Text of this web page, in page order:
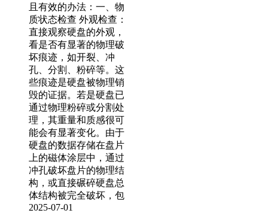
且有效的办法：一、物
质状态检查 外观检查：
直接观察硬盘的外观，
看是否有显著的物理破
坏痕迹，如开裂、冲
孔、分割、粉碎等。这
些痕迹是硬盘被物理销
毁的证据。若是硬盘已
通过物理粉碎或分割处
理，其重量和质感很可
能会有显著变化。由于
硬盘的数据存储在盘片
上的磁体涂层中，通过
冲孔破坏盘片的物理结
构，或直接碾碎硬盘总
体结构被完全破坏，包
2025-07-01